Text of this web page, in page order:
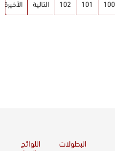
100
101
102 التالية الأخيرة
البطولات
اللوائح